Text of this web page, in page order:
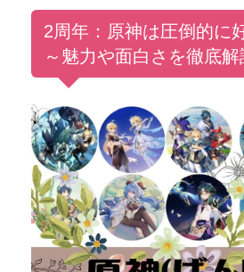
2周年：原神は圧倒的に
～魅力や面白さを徹底解